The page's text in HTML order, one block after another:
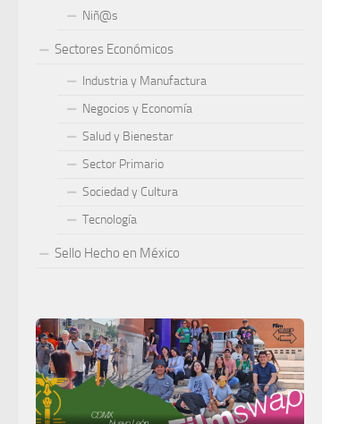
Niñ@s
Sectores Económicos
Industria y Manufactura
Negocios y Economía
Salud y Bienestar
Sector Primario
Sociedad y Cultura
Tecnología
Sello Hecho en México